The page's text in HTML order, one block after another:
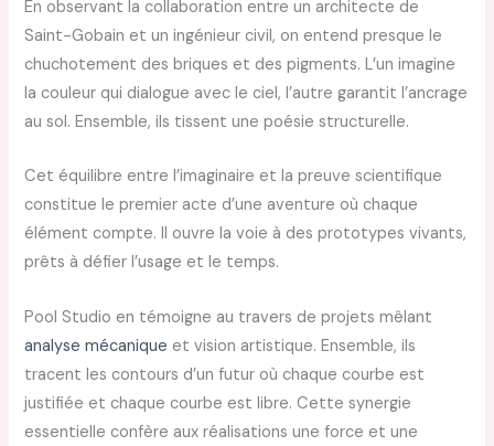
En observant la collaboration entre un architecte de
Saint-Gobain et un ingénieur civil, on entend presque le
chuchotement des briques et des pigments. L’un imagine
la couleur qui dialogue avec le ciel, l’autre garantit l’ancrage
au sol. Ensemble, ils tissent une poésie structurelle.
Cet équilibre entre l’imaginaire et la preuve scientifique
constitue le premier acte d’une aventure où chaque
élément compte. Il ouvre la voie à des prototypes vivants,
prêts à défier l’usage et le temps.
Pool Studio en témoigne au travers de projets mêlant
analyse mécanique et vision artistique. Ensemble, ils
tracent les contours d’un futur où chaque courbe est
justifiée et chaque courbe est libre. Cette synergie
essentielle confère aux réalisations une force et une